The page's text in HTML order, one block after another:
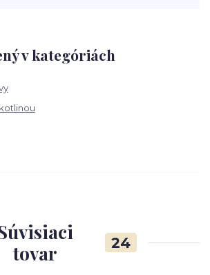
v kategóriách
tovar
24